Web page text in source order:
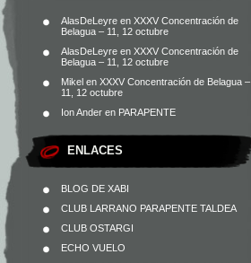
AlasDeLeyre en XXXV Concentración de
Belagua – 11, 12 octubre
AlasDeLeyre en XXXV Concentración de
Belagua – 11, 12 octubre
Mikel en XXXV Concentración de Belagua –
11, 12 octubre
Ion Ander en PARAPENTE
ENLACES
BLOG DE XABI
CLUB LARRANO PARAPENTE TALDEA
CLUB OSTARGI
ECHO VUELO